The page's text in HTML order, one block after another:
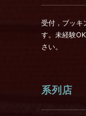
受付，ブッキ
す。未経験
さい。
系列店